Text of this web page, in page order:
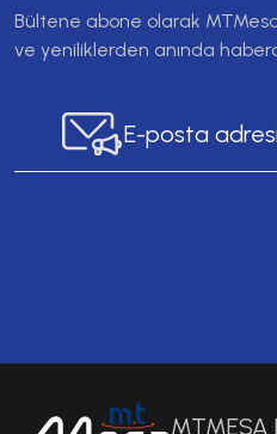
Bültene abone olarak
ve yeniliklerden anında
MTMESA